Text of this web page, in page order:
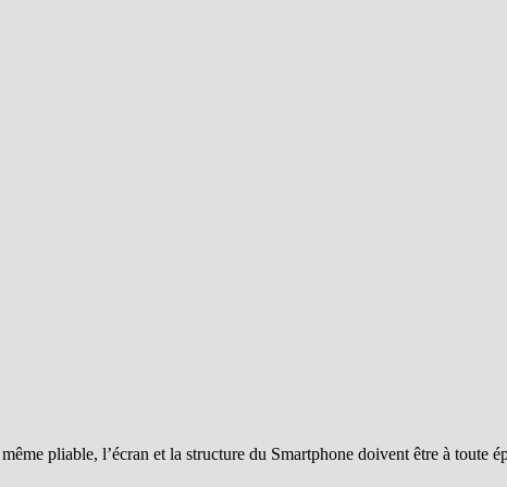
pliable, l’écran et la structure du Smartphone doivent être à toute